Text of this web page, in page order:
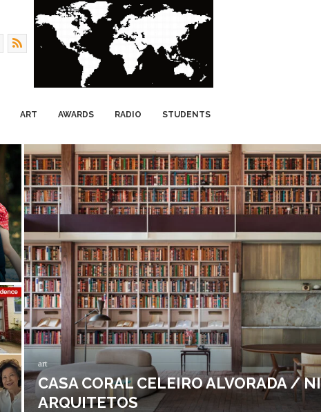
ART AWARDS RADIO STUDENTS
art
CASA CORAL CELEIRO ALVORADA /
ARQUITETOS